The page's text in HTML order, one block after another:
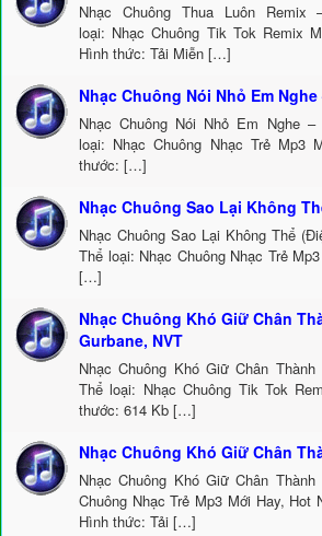
Nhạc Chuông Thua Luôn
loại: Nhạc Chuông Tik Tok Remix
Hình thức: Tải Miễn […]
Nhạc Chuông Nói Nhỏ Em
Nhạc Chuông Nói Nhỏ Em Nghe
loại: Nhạc Chuông Nhạc Trẻ Mp3
thước: […]
Nhạc Chuông Sao Lại Không
Nhạc Chuông Sao Lại Không Thể
Thể loại: Nhạc Chuông Nhạc Trẻ
[…]
Nhạc Chuông Khó Giữ Chân
Gurbane, NVT
Nhạc Chuông Khó Giữ Chân
Thể loại: Nhạc Chuông Tik Tok
thước: 614 Kb […]
Nhạc Chuông Khó Giữ Chân
Nhạc Chuông Khó Giữ Chân
Chuông Nhạc Trẻ Mp3 Mới Hay,
Hình thức: Tải […]